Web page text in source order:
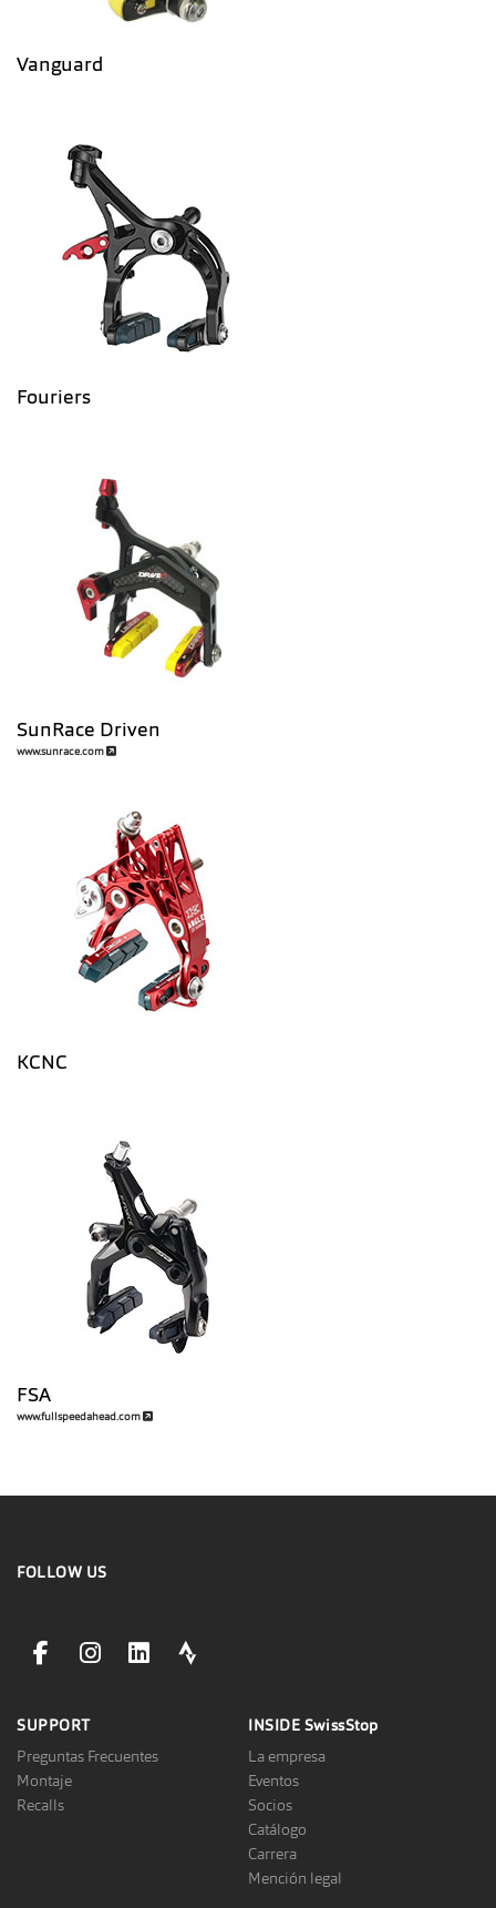
Vanguard
Fouriers
SunRace Driven
www.sunrace.com
KCNC
FSA
www.fullspeedahead.com
FOLLOW US
facebookLink
instagramLink
linkedinLinkstravaLink
SUPPORT
Preguntas Frecuentes
Montaje
Recalls
INSIDE SwissStop
La empresa
Eventos
Socios
Catálogo
Carrera
Mención legal